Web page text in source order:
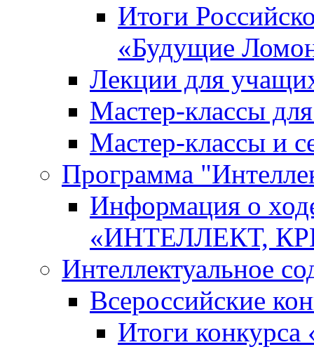
Итоги
«Будущие
Лекции для
Мастер-классы
Мастер-классы и
Программа
Информация о
«ИНТЕЛЛЕКТ,
Интеллектуальное
Всероссийские
Итоги конкурса